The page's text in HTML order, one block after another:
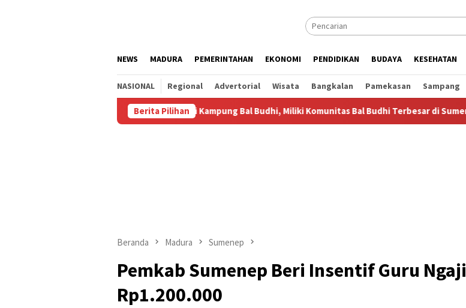
NEWS MADURA PEMERINTAHAN EKONOMI PENDIDIKAN BUDAYA KESEHATAN
NASIONAL Regional Advertorial Wisata Bangkalan Pamekasan Sampang
Berita Pilihan
Kalianget Resmi Jadi Kampung Bal Budhi, Miliki Komunitas Bal Budhi Terbesar di Sumenep
Beranda Madura Sumenep
Pemkab Sumenep Beri Insentif Guru Ngaji
Rp1.200.000